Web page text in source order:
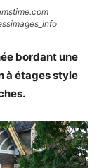
bordant une
à étages style